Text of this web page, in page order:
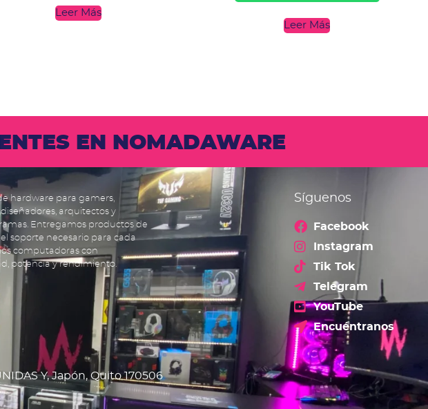
Leer Más
Leer Más
EN NOMADAWARE
hardware para gamers,
arquitectos y
Entregamos productos de
soporte necesario para cada
computadoras con
potencia y rendimiento.
Síguenos
Facebook
Instagram
Tik Tok
Telegram
YouTube
Encuéntranos
Y, Japón, Quito 170506